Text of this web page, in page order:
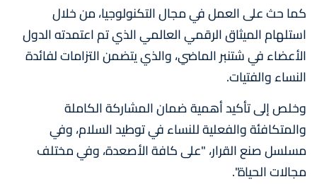
كما حث على العمل في مجال التكنولوجيا، من خلال
استلهام الميثاق الرقمي العالمي الذي تم اعتمدته الدول
الأعضاء في شتنبر الماضي، والذي يتضمن التزامات لفائدة
النساء والفتيات.
وخلص إلى تأكيد أهمية ضمان المشاركة الكاملة
والمتكافئة والفعلية للنساء في توطيد السلام، وفي
مسلسل صنع القرار، "على كافة الأصعدة، وفي مختلف
مجالات الحياة".